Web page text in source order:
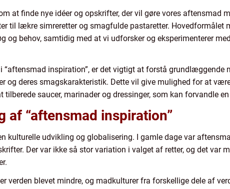
at finde nye idéer og opskrifter, der vil gøre vores aftensmad
til lækre simreretter og smagfulde pastaretter. Hovedformålet
og behov, samtidig med at vi udforsker og eksperimenterer
i “aftensmad inspiration”, er det vigtigt at forstå
og deres smagskarakteristik. Dette vil give mulighed for at
tilberede saucer, marinader og dressinger, som kan forvandle
af “aftensmad inspiration”
kulturelle udvikling og globalisering. I gamle dage var
Der var ikke så stor variation i valget af retter, og det var
verden blevet mindre, og madkulturer fra forskellige dele af